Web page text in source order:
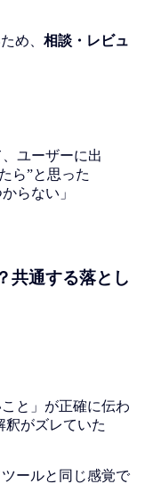
め、 相談・レビュ
ユーザーに出
ら”と思った
らない」
共通する落とし
こと」が正確に伝わ
釈がズレていた
ールと同じ感覚で